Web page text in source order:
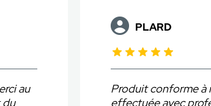
POITRIMOLE
Travail très soigné,
correctement mené